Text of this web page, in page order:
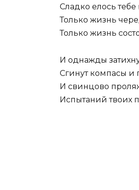
Сладко елось тебе
Только жизнь
Только жизнь
И однажды
Сгинут компасы и
И свинцово
Испытаний твоих